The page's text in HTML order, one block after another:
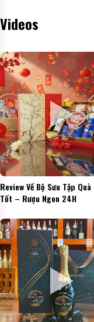
Videos
Review Về Bộ Sưu Tập
Tốt – Rượu Ngon 24H